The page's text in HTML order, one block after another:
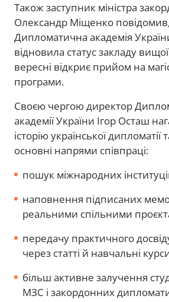
Також заступник міністра
Олександр Міщенко
Дипломатична академія
відновила статус закладу
вересні відкриє прийом на
програми.
Своєю чергою директор
академії України Ігор Осташ
історію української
основні напрями співпраці:
пошук міжнародних
наповнення підписаних
реальними спільними
передачу практичного
через статті й навчальні
більш активне залучення
МЗС і закордонних